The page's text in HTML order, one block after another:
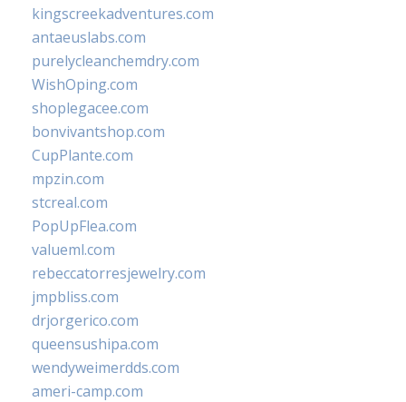
kingscreekadventures.com
antaeuslabs.com
purelycleanchemdry.com
WishOping.com
shoplegacee.com
bonvivantshop.com
CupPlante.com
mpzin.com
stcreal.com
PopUpFlea.com
valueml.com
rebeccatorresjewelry.com
jmpbliss.com
drjorgerico.com
queensushipa.com
wendyweimerdds.com
ameri-camp.com